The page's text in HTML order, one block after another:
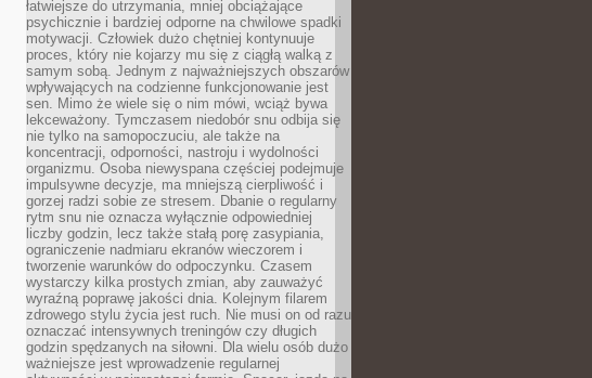
łatwiejsze do utrzymania, mniej obciążające
psychicznie i bardziej odporne na chwilowe spadki
motywacji. Człowiek dużo chętniej kontynuuje
proces, który nie kojarzy mu się z ciągłą walką z
samym sobą. Jednym z najważniejszych obszarów
wpływających na codzienne funkcjonowanie jest
sen. Mimo że wiele się o nim mówi, wciąż bywa
lekceważony. Tymczasem niedobór snu odbija się
nie tylko na samopoczuciu, ale także na
koncentracji, odporności, nastroju i wydolności
organizmu. Osoba niewyspana częściej podejmuje
impulsywne decyzje, ma mniejszą cierpliwość i
gorzej radzi sobie ze stresem. Dbanie o regularny
rytm snu nie oznacza wyłącznie odpowiedniej
liczby godzin, lecz także stałą porę zasypiania,
ograniczenie nadmiaru ekranów wieczorem i
tworzenie warunków do odpoczynku. Czasem
wystarczy kilka prostych zmian, aby zauważyć
wyraźną poprawę jakości dnia. Kolejnym filarem
zdrowego stylu życia jest ruch. Nie musi on od razu
oznaczać intensywnych treningów czy długich
godzin spędzanych na siłowni. Dla wielu osób dużo
ważniejsze jest wprowadzenie regularnej